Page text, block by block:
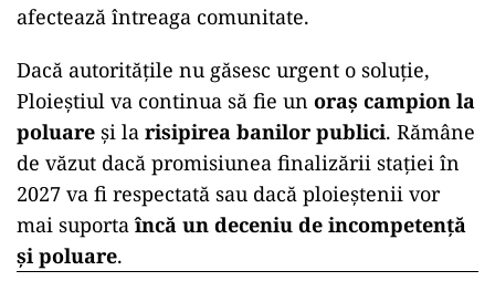
afectează întreaga comunitate.
Dacă autoritățile nu găsesc urgent o soluție,
Ploieștiul va continua să fie un oraș campion la
poluare și la risipirea banilor publici. Rămâne
de văzut dacă promisiunea finalizării stației în
2027 va fi respectată sau dacă ploieștenii vor
mai suporta încă un deceniu de incompetență
și poluare.